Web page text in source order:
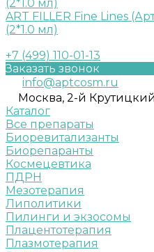
ART FILLER Fine Lines
(2*1.0 мл)
+7 (499) 110-01-13
Заказать звонок
info@aptcosm.ru
Москва, 2-й Крутицкий
Каталог
Все препараты
Биоревитализанты
Биорепаранты
Космецевтика
ПДРН
Мезотерапия
Липолитики
Пилинги и экзосомы
Плацентотерапия
Плазмотерапия